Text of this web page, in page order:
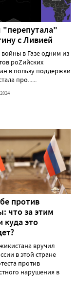
"перепутала"
с Ливией
войны в Газе одним из
роZийских
в пользу поддержки
про......
против
что за этим
куда это
вручил
в этой стране
против
нарушения в